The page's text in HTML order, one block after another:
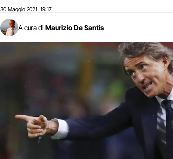
30 Maggio 2021 19:17
A cura di Maurizio De Santis